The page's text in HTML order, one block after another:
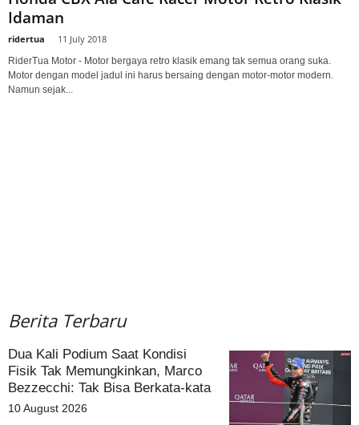
Idaman
ridertua 11 July 2018
RiderTua Motor - Motor bergaya retro klasik emang tak semua orang suka.
Motor dengan model jadul ini harus bersaing dengan motor-motor modern.
Namun sejak...
Berita Terbaru
Dua Kali Podium Saat Kondisi
Fisik Tak Memungkinkan, Marco
Bezzecchi: Tak Bisa Berkata-kata
10 August 2026